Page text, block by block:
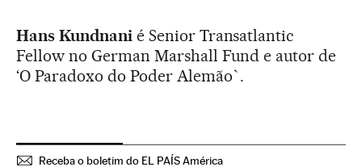
Hans Kundnanié Senior Transatlantic
Fellow no German Marshall Fund e autor de
‘O Paradoxo do Poder Alemão`.
Receba o boletim do EL PAÍS América